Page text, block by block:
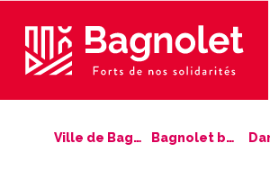
Ville de Bagnolet Bagnolet bouge !